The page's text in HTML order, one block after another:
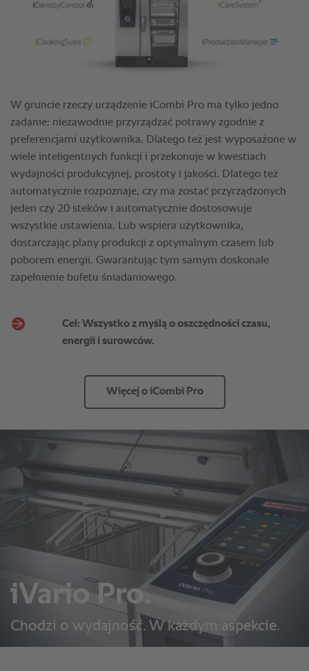
Cel: Wszystko z myślą o oszczędności czasu,
energii i surowców.
Więcej o iCombi Pro
iVario Pro.
Chodzi o wydajność. W każdym aspekcie.